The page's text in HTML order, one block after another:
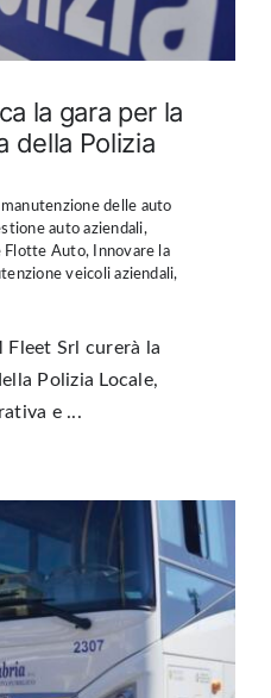
la gara per la
della Polizia
delle auto
auto aziendali,
Flotte Auto,
Innovare la
veicoli aziendali,
Fleet Srl curerà la
Polizia Locale,
e ...